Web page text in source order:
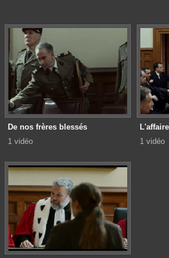
De nos frères blessés
1 vidéo
1 vidéo